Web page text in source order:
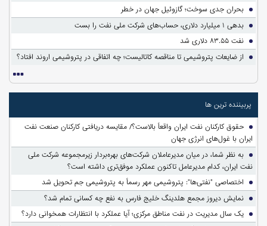
بحران جدی سوخت؛ گازوئیل جهان در خطر
بدهی ۱ میلیارد دلاری، حساب‌های شرکت ملی نفت را بست
نفت ۸۳.۵۵ دلاری شد
از ضایعات پتروشیمی تا مناقصه کاتالیست؛ چه اتفاقی در پتروشیمی اروند افتاد؟
پربیننده ترین ها
حقوق کارکنان نفت ایران واقعاً بالاست؟/ مقایسه دریافتی کارکنان صنعت نفت
ایران با غول‌های انرژی جهان
به نظر شما، در میان مدیرعاملان شرکت‌های بهره‌بردار زیرمجموعه شرکت ملی
نفت ایران، کدام مدیرعامل تاکنون عملکرد موفق‌تری داشته است؟
اختصاصی "نفتی‌ها": پتروشیمی مهر رسماً به پتروشیمی جم تحویل شد
نمایش دیروز مجمع هلدینگ خلیج فارس به نفع چه کسانی تمام شد؟
یک سال مدیریت در نفت مناطق مرکزی؛ آیا عملکرد با انتظارات همخوانی دارد؟